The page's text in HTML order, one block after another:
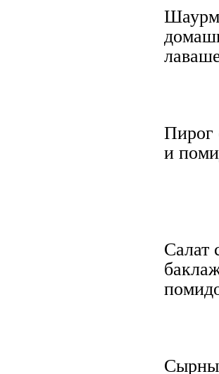
Пирог
и
Салат